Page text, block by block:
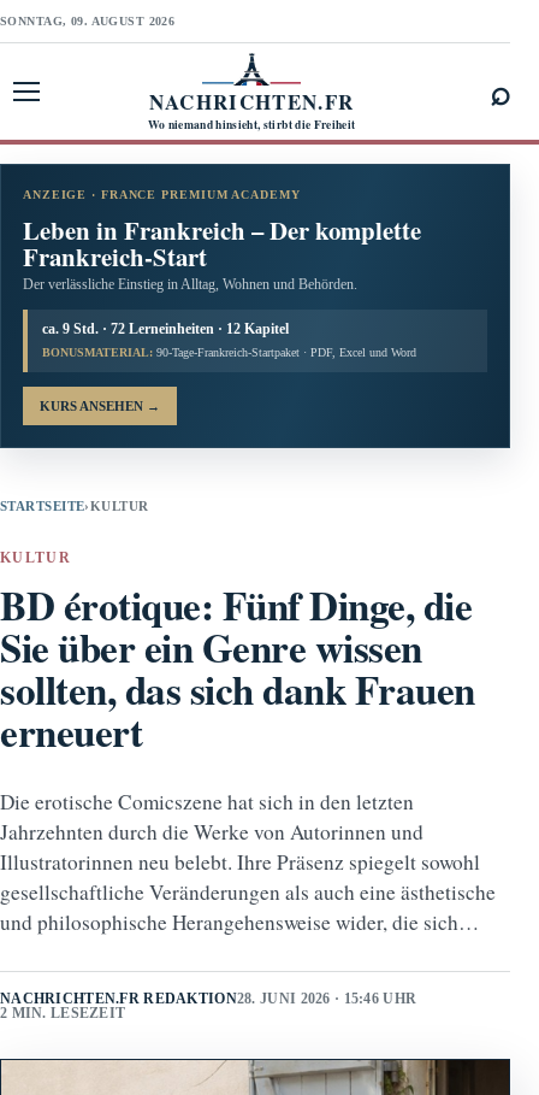
SONNTAG, 09. AUGUST 2026
NACHRICHTEN.FR
Wo niemand hinsieht, stirbt die Freiheit
⌕
ANZEIGE · FRANCE PREMIUM ACADEMY
Leben in Frankreich – Der komplette
Frankreich-Start
Der verlässliche Einstieg in Alltag, Wohnen und Behörden.
ca. 9 Std. · 72 Lerneinheiten · 12 Kapitel
BONUSMATERIAL: 90-Tage-Frankreich-Startpaket · PDF, Excel und Word
KURS ANSEHEN →
STARTSEITE›KULTUR
KULTUR
BD érotique: Fünf Dinge, die
Sie über ein Genre wissen
sollten, das sich dank Frauen
erneuert
Die erotische Comicszene hat sich in den letzten
Jahrzehnten durch die Werke von Autorinnen und
Illustratorinnen neu belebt. Ihre Präsenz spiegelt sowohl
gesellschaftliche Veränderungen als auch eine ästhetische
und philosophische Herangehensweise wider, die sich…
NACHRICHTEN.FR REDAKTION28. JUNI 2026 · 15:46 UHR
2 MIN. LESEZEIT